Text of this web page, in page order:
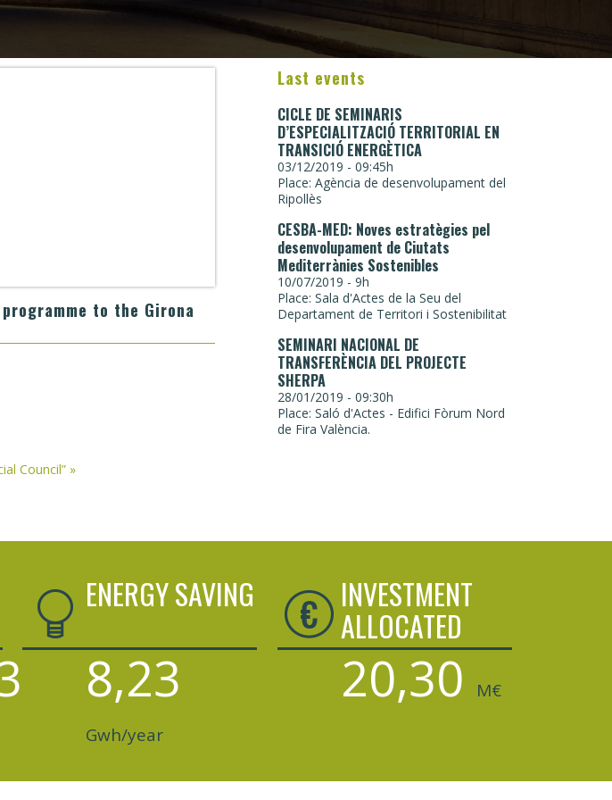
to the Girona
Council” »
Last events
CICLE DE SEMINARIS
D’ESPECIALITZACIÓ TERRITORIAL EN
TRANSICIÓ ENERGÈTICA
03/12/2019 - 09:45h
Place: Agència de desenvolupament del
Ripollès
CESBA-MED: Noves estratègies pel
desenvolupament de Ciutats
Mediterrànies Sostenibles
10/07/2019 - 9h
Place: Sala d'Actes de la Seu del
Departament de Territori i Sostenibilitat
SEMINARI NACIONAL DE
TRANSFERÈNCIA DEL PROJECTE
SHERPA
28/01/2019 - 09:30h
Place: Saló d'Actes - Edifici Fòrum Nord
de Fira València.
ENERGY SAVING
8,23
Gwh/year
INVESTMENT
ALLOCATED
20,30 M€